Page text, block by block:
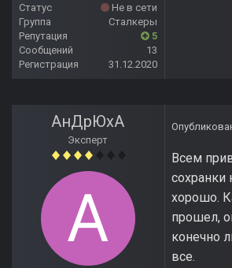
Статус
Не в сети
Группа
Сталкеры
Репутация
5
Сообщений
13
Регистрация
31.12.2020
АнДрЮхА
Эксперт
Всем
сохранки
хорошо.
прошел,
конечно
все.